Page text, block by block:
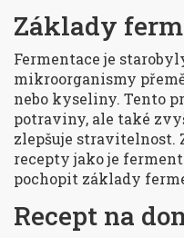
Základy
Fermentace je
mikroorganismy
nebo kyseliny. Tento
potraviny, ale také
zlepšuje stravitelnost.
recepty jako je
pochopit základy
Recept na